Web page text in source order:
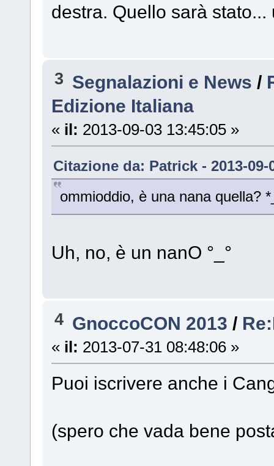
destra. Quello sarà
3 Segnalazioni e News /
Edizione Italiana
« il: 2013-09-03 13:45:05 »
Citazione da: Patrick - 2013-09-
ommioddio, è una nana quella?
Uh, no, è un nanO °_°
4 GnoccoCON 2013 /
« il: 2013-07-31 08:48:06 »
Puoi iscrivere anche i
(spero che vada bene